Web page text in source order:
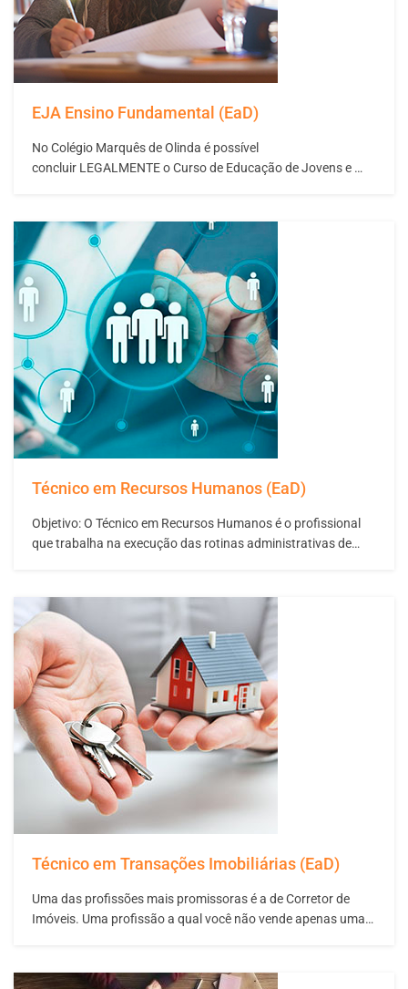
EJA Ensino Fundamental (EaD)
No Colégio Marquês de Olinda é possível
concluir LEGALMENTE o Curso de Educação de Jovens e
presente. A conclusão desta etapa da educação é
condição indispensável para conseguir um emprego, fazer
um curso técnico entrar numa faculdade ou para
acompanhar…
Técnico em Recursos Humanos (EaD)
Objetivo: O Técnico em Recursos Humanos é o profissional
que trabalha na execução das rotinas administrativas de
gerenciamento e contribui para a implementação das
estratégias organizacionais. Descreve e classifica postos de
trabalho, aplica questionários e processa…
Técnico em Transações Imobiliárias (EaD)
Uma das profissões mais promissoras é a de Corretor de
Imóveis. Uma profissão a qual você não vende apenas uma
Para ser um bom corretor, é necessário possuir uma…